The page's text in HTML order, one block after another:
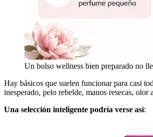
Un bolso wellness bien preparado no
Hay básicos que suelen funcionar para casi
inesperado, pelo rebelde, manos resecas,
Una selección inteligente podría verse así: